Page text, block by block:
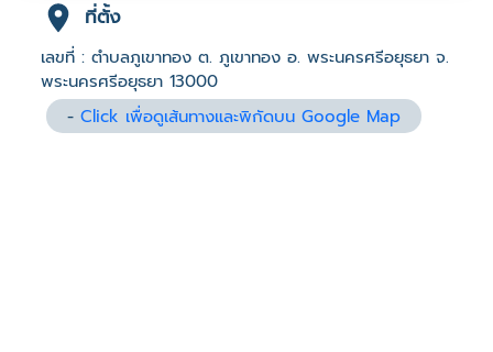
ที่ตั้ง
เลขที่ : ตำบลภูเขาทอง ต. ภูเขาทอง อ. พระนครศรีอยุธยา จ.
พระนครศรีอยุธยา 13000
-Click เพื่อดูเส้นทางและพิกัดบน Google Map